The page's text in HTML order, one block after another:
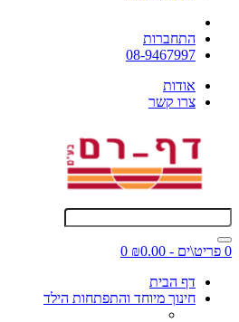
התחברות
08-9467997
אודות
צרו קשר
0 פריט\ים - ₪0.00
0
דף הבית
חינוך מיוחד והתפתחות הילד